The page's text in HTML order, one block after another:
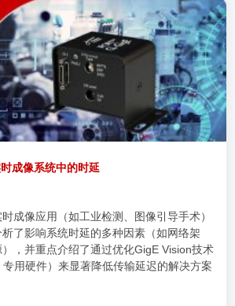
成像系统中的时延
成像应用（如工业检测、图像引导手术）
了影响系统时延的多种因素（如网络架
，并重点介绍了通过优化GigE Vision技术
专用硬件）来显著降低传输延迟的解决方案